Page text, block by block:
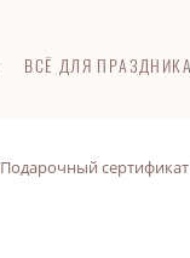
ВСЁ ДЛЯ ПРАЗДНИКА
Подарочный сертификат